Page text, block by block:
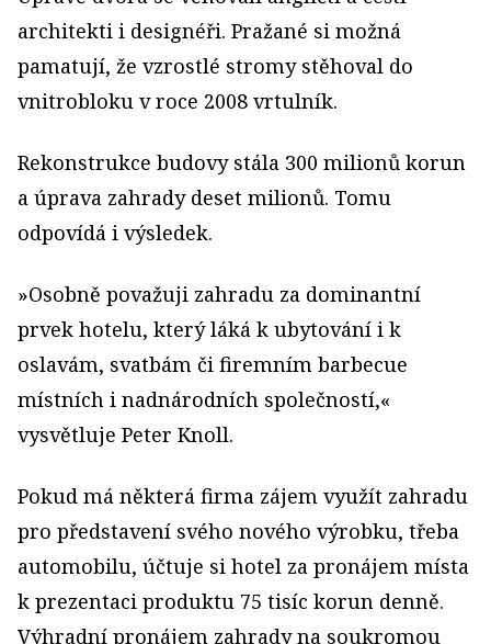
architekti i designéři. Pražané si možná
pamatují, že vzrostlé stromy stěhoval do
vnitrobloku v roce 2008 vrtulník.
Rekonstrukce budovy stála 300 milionů korun
a úprava zahrady deset milionů. Tomu
odpovídá i výsledek.
»Osobně považuji zahradu za dominantní
prvek hotelu, který láká k ubytování i k
oslavám, svatbám či firemním barbecue
místních i nadnárodních společností,«
vysvětluje Peter Knoll.
Pokud má některá firma zájem využít zahradu
pro představení svého nového výrobku, třeba
automobilu, účtuje si hotel za pronájem místa
k prezentaci produktu 75 tisíc korun denně.
Výhradní pronájem zahrady na soukromou